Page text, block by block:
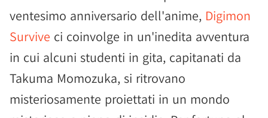
ventesimo anniversario dell'anime, Digimon
Survive ci coinvolge in un'inedita avventura
in cui alcuni studenti in gita, capitanati da
Takuma Momozuka, si ritrovano
misteriosamente proiettati in un mondo